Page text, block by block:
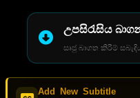
උපසිරැසිය
සෘජු බාගත කිරීම්
Add New Subtitle